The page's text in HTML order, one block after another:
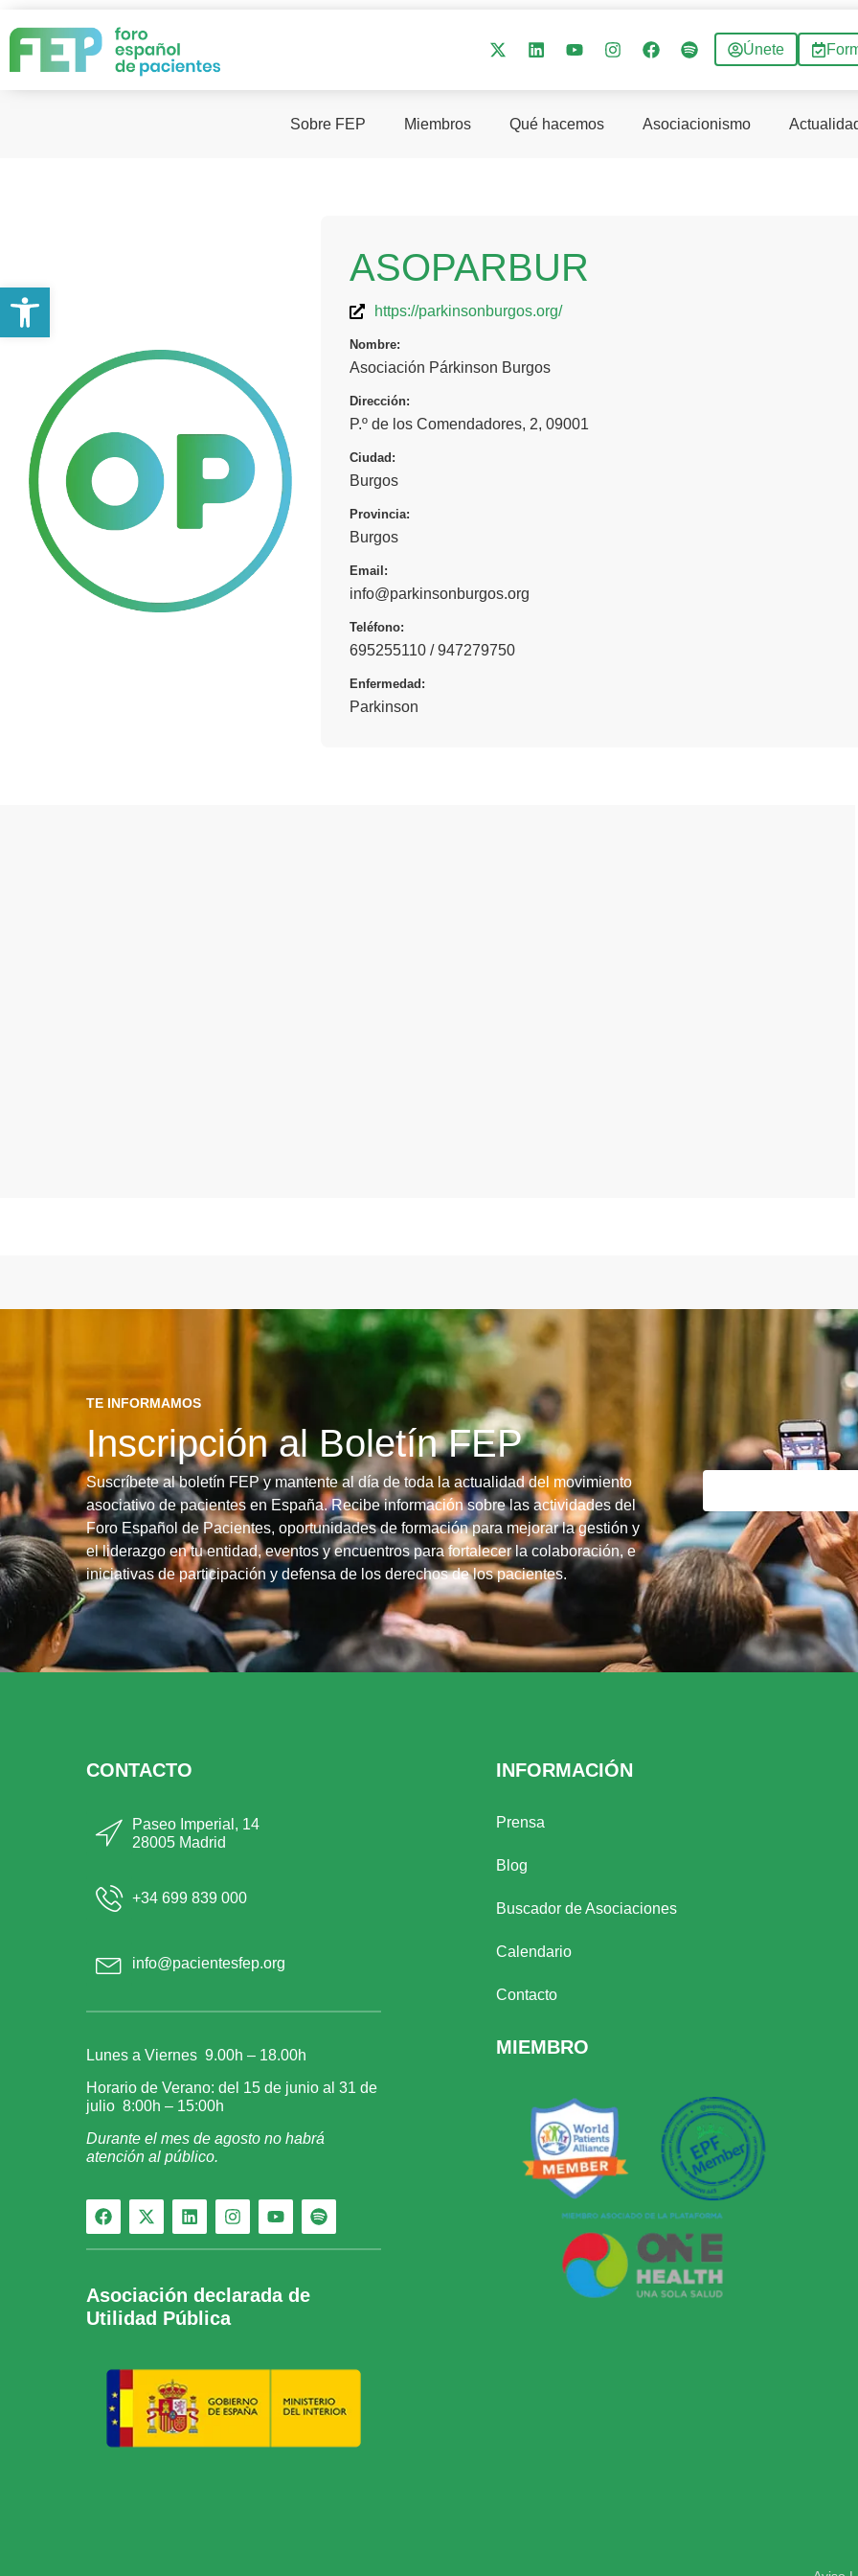
Únete
Sobre FEP Miembros Qué hacemos Asociacionismo
ASOPARBUR
https://parkinsonburgos.org/
Nombre:
Asociación Párkinson Burgos
Dirección:
P.º de los Comendadores, 2, 09001
Ciudad:
Burgos
Provincia:
Burgos
Email:
info@parkinsonburgos.org
Teléfono:
695255110 / 947279750
Enfermedad:
Parkinson
TE INFORMAMOS
Inscripción al Boletín FEP
Suscríbete al boletín FEP y mantente al día de toda la actualidad del movimiento
asociativo de pacientes en España. Recibe información sobre las actividades del
Foro Español de Pacientes, oportunidades de formación para mejorar la gestión y
el liderazgo en tu entidad, eventos y encuentros para fortalecer la colaboración, e
iniciativas de participación y defensa de los derechos de los pacientes.
CONTACTO
Paseo Imperial, 14
28005 Madrid
+34 699 839 000
info@pacientesfep.org
Lunes a Viernes 9.00h – 18.00h
Horario de Verano: del 15 de junio al 31 de
julio 8:00h – 15:00h
Durante el mes de agosto no habrá
atención al público.
Asociación declarada de
Utilidad Pública
INFORMACIÓN
Prensa
Blog
Buscador de Asociaciones
Calendario
Contacto
MIEMBRO
Abrir barra de herramientas